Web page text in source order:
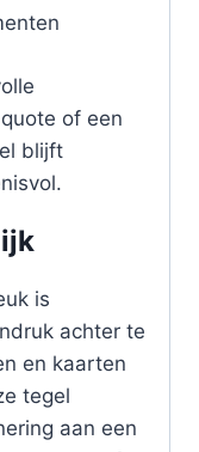
of een
blijft
is
achter te
en kaarten
tegel
aan een